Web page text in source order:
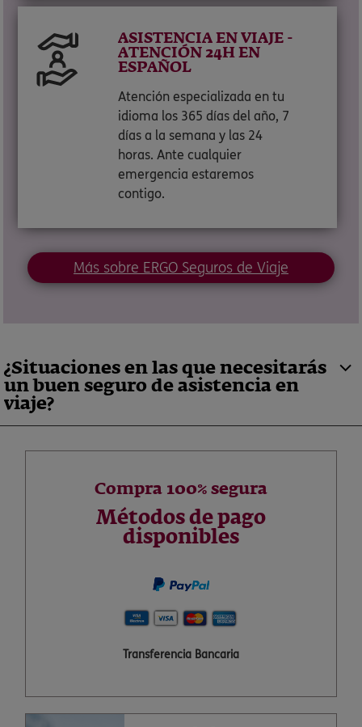
ASISTENCIA EN VIAJE -
ATENCIÓN 24H EN
ESPAÑOL
Atención especializada en tu
idioma los 365 días del año, 7
días a la semana y las 24
horas. Ante cualquier
emergencia estaremos
contigo.
Más sobre ERGO Seguros de Viaje
¿Situaciones en las que necesitarás
un buen seguro de asistencia en
viaje?
Compra 100% segura
Métodos de pago
disponibles
Transferencia Bancaria